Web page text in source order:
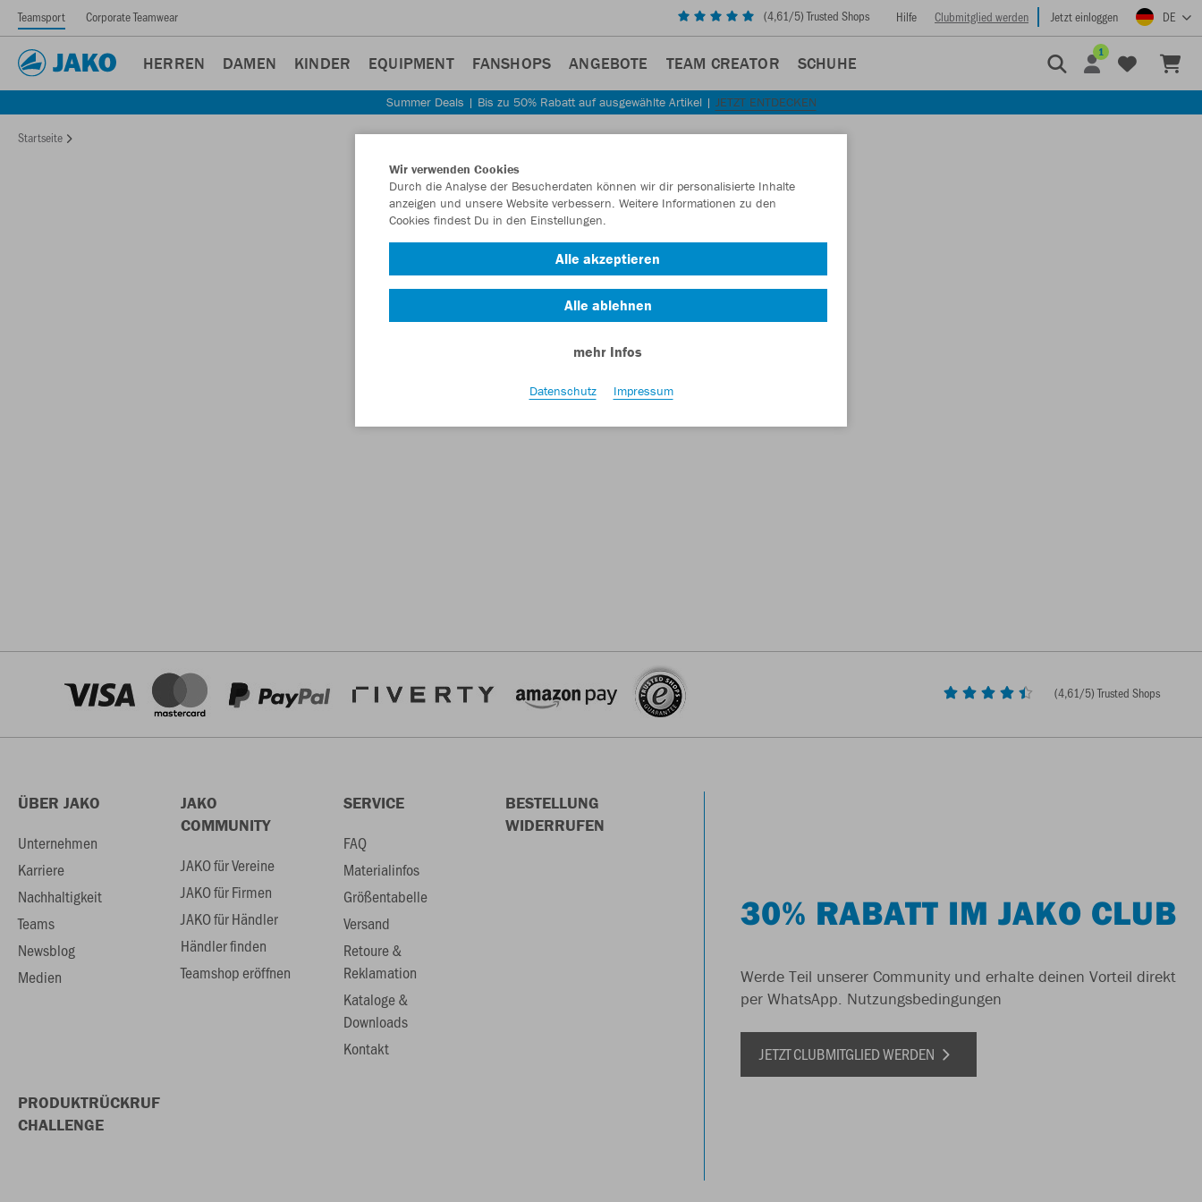
Teamsport Corporate Teamwear (4,61/5) Trusted Shops Hilfe Clubmitglied werden Jetzt einloggen DE
HERREN DAMEN KINDER EQUIPMENT FANSHOPS ANGEBOTE TEAM CREATOR SCHUHE
1
Summer Deals | Bis zu 50% Rabatt auf ausgewählte Artikel | JETZT ENTDECKEN
Startseite
(4,61/5) Trusted Shops
ÜBER JAKO
Unternehmen
Karriere
Nachhaltigkeit
Teams
Newsblog
Medien
JAKO
COMMUNITY
JAKO für Vereine
JAKO für Firmen
JAKO für Händler
Händler finden
Teamshop eröffnen
SERVICE
FAQ
Materialinfos
Größentabelle
Versand
Retoure &
Reklamation
Kataloge &
Downloads
Kontakt
BESTELLUNG
WIDERRUFEN
PRODUKTRÜCKRUF
CHALLENGE
30% RABATT IM JAKO CLUB
Werde Teil unserer Community und erhalte deinen Vorteil direkt
per WhatsApp. Nutzungsbedingungen
JETZT CLUBMITGLIED WERDEN
Wir verwenden Cookies
Durch die Analyse der Besucherdaten können wir dir personalisierte Inhalte
anzeigen und unsere Website verbessern. Weitere Informationen zu den
Cookies findest Du in den Einstellungen.
Alle akzeptieren
Alle ablehnen
mehr Infos
Datenschutz Impressum